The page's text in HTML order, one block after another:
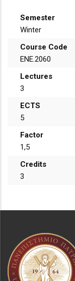
Semester
Winter
Course Code
ΕΝΕ.2060
Lectures
3
ECTS
5
Factor
1,5
Credits
3